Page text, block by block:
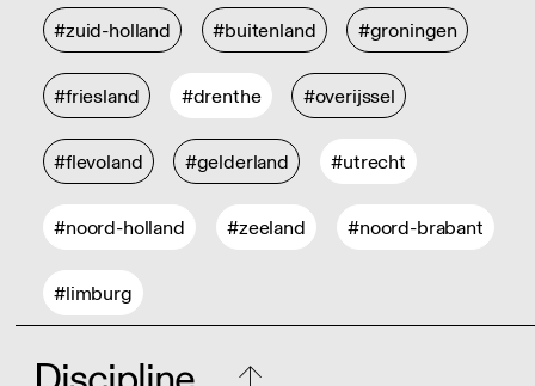
#zuid-holland #buitenland #groningen
#friesland #drenthe #overijssel
#flevoland #gelderland #utrecht
#noord-holland #zeeland #noord-brabant
#limburg